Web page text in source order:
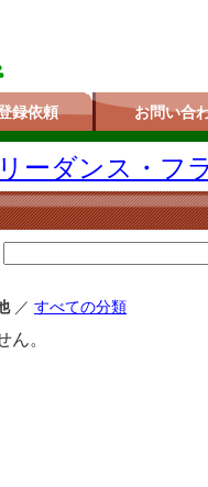
録依頼 お問い合
ダンス・フ
／ すべての分類
ん。